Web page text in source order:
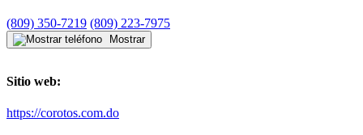
(809) 350-7219 (809) 223-7975
Mostrar
Sitio web:
https://corotos.com.do